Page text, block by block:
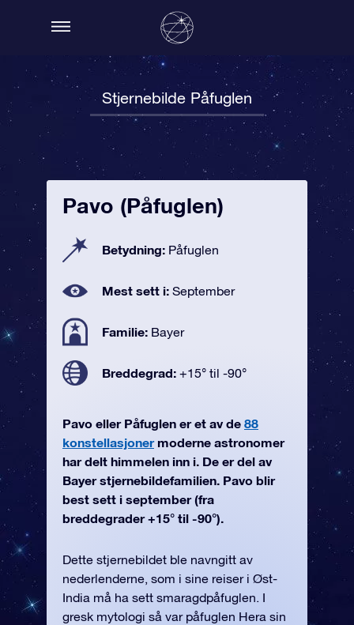
Stjernebilde Påfuglen
Pavo (Påfuglen)
Betydning: Påfuglen
Mest sett i: September
Familie: Bayer
Breddegrad: +15° til -90°
Pavo eller Påfuglen er et av de 88
konstellasjonermoderne astronomer
har delt himmelen inn i. De er del av
Bayer stjernebildefamilien. Pavo blir
best sett i september (fra
breddegrader +15° til -90°).
Dette stjernebildet ble navngitt av
nederlenderne, som i sine reiser i Øst-
India må ha sett smaragdpåfuglen. I
gresk mytologi så var påfuglen Hera sin